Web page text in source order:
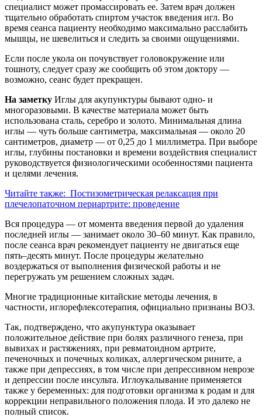
специалист может промассировать ее. Затем врач должен
тщательно обработать спиртом участок введения игл. Во
время сеанса пациенту необходимо максимально расслабить
мышцы, не шевелиться и следить за своими ощущениями.
Если после укола он почувствует головокружение или
тошноту, следует сразу же сообщить об этом доктору —
возможно, сеанс будет прекращен.
На заметку Иглы для акупунктуры бывают одно- и
многоразовыми. В качестве материала может быть
использована сталь, серебро и золото. Минимальная длина
иглы — чуть больше сантиметра, максимальная — около 20
сантиметров, диаметр — от 0,25 до 1 миллиметра. При выборе
иглы, глубины постановки и времени воздействия специалист
руководствуется физиологическими особенностями пациента
и целями лечения.
Читайте также: Постизометрическая релаксация при
плечелопаточном периартрите: проведение
Вся процедура — от момента введения первой до удаления
последней иглы — занимает около 30–60 минут. Как правило,
после сеанса врач рекомендует пациенту не двигаться еще
пять–десять минут. После процедуры желательно
воздержаться от выполнения физической работы и не
перегружать ум решением сложных задач.
Многие традиционные китайские методы лечения, в
частности, иглорефлексотерапия, официально признаны ВОЗ.
Так, подтверждено, что акупунктура оказывает
положительное действие при болях различного генеза, при
вывихах и растяжениях, при ревматоидном артрите,
печеночных и почечных коликах, аллергическом рините, а
также при депрессиях, в том числе при депрессивном неврозе
и депрессии после инсульта. Иглоукалывание применяется
также у беременных: для подготовки организма к родам и для
коррекции неправильного положения плода. И это далеко не
полный список.